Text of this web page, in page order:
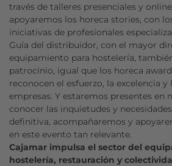
través de talleres presenciales y
apoyaremos los horeca stories, con
iniciativas de profesionales
Guía del distribuidor, con el mayor
equipamiento para hostelería,
patrocinio, igual que los horeca
reconocen el esfuerzo, la excelencia
empresas. Y estaremos presentes en
conocer las inquietudes y
definitiva, acompañaremos y
en este evento tan relevante.
Cajamar impulsa el sector del
hostelería, restauración y